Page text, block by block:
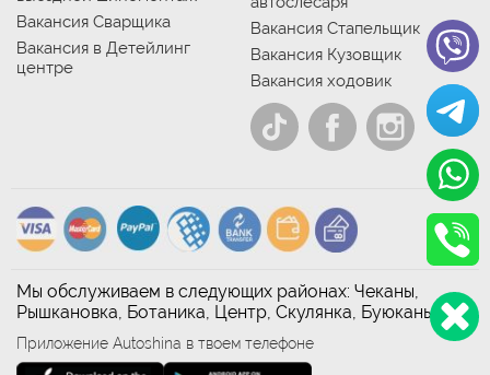
Вакансия Сварщика
Вакансия в Детейлинг
центре
Вакансия Стапельщик
Вакансия Кузовщик
Вакансия ходовик
Мы обслуживаем в следующих районах: Чеканы,
Рышкановка, Ботаника, Центр, Скулянка, Буюканы
Приложение Autoshina в твоем телефоне